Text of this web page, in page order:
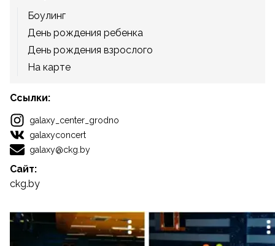
Боулинг
День рождения ребенка
День рождения взрослого
На карте
Ссылки:
galaxy_center_grodno
galaxyconcert
galaxy@ckg.by
Сайт:
ckg.by